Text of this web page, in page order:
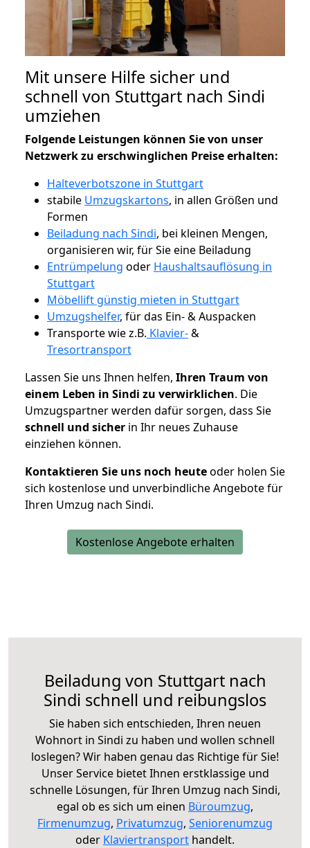
Mit unsere Hilfe sicher und
schnell von Stuttgart nach Sindi
umziehen
Folgende Leistungen können Sie von unser
Netzwerk zu erschwinglichen Preise erhalten:
Halteverbotszone in Stuttgart
stabile Umzugskartons, in allen Größen und
Formen
Beiladung nach Sindi, bei kleinen Mengen,
organisieren wir, für Sie eine Beiladung
Entrümpelung oder Haushaltsauflösung in
Stuttgart
Möbellift günstig mieten in Stuttgart
Umzugshelfer, für das Ein- & Auspacken
Transporte wie z.B. Klavier-&
Tresortransport
Lassen Sie uns Ihnen helfen, Ihren Traum von
einem Leben in Sindi zu verwirklichen. Die
Umzugspartner werden dafür sorgen, dass Sie
schnell und sicher in Ihr neues Zuhause
einziehen können.
Kontaktieren Sie uns noch heuteoder holen Sie
sich kostenlose und unverbindliche Angebote für
Ihren Umzug nach Sindi.
Kostenlose Angebote erhalten
Beiladung von Stuttgart nach
Sindi schnell und reibungslos
Sie haben sich entschieden, Ihren neuen
Wohnort in Sindi zu haben und wollen schnell
loslegen? Wir haben genau das Richtige für Sie!
Unser Service bietet Ihnen erstklassige und
schnelle Lösungen, für Ihren Umzug nach Sindi,
egal ob es sich um einen Büroumzug,
Firmenumzug, Privatumzug, Seniorenumzug
oder Klaviertransport handelt.